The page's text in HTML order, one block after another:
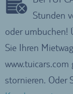
Stunden
oder umbuchen!
Sie Ihren
stornieren. Oder